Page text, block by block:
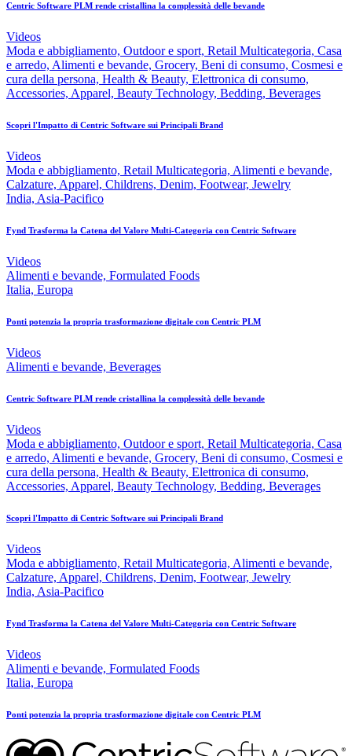
Centric Software PLM rende cristallina la complessità delle bevande
Videos
Moda e abbigliamento, Outdoor e sport, Retail Multicategoria, Casa
e arredo, Alimenti e bevande, Grocery, Beni di consumo, Cosmesi e
cura della persona, Health & Beauty, Elettronica di consumo,
Accessories, Apparel, Beauty Technology, Bedding, Beverages
Scopri l'Impatto di Centric Software sui Principali Brand
Videos
Moda e abbigliamento, Retail Multicategoria, Alimenti e bevande,
Calzature, Apparel, Childrens, Denim, Footwear, Jewelry
India, Asia-Pacifico
Fynd Trasforma la Catena del Valore Multi-Categoria con Centric Software
Videos
Alimenti e bevande, Formulated Foods
Italia, Europa
Ponti potenzia la propria trasformazione digitale con Centric PLM
Videos
Alimenti e bevande, Beverages
Centric Software PLM rende cristallina la complessità delle bevande
Videos
Moda e abbigliamento, Outdoor e sport, Retail Multicategoria, Casa
e arredo, Alimenti e bevande, Grocery, Beni di consumo, Cosmesi e
cura della persona, Health & Beauty, Elettronica di consumo,
Accessories, Apparel, Beauty Technology, Bedding, Beverages
Scopri l'Impatto di Centric Software sui Principali Brand
Videos
Moda e abbigliamento, Retail Multicategoria, Alimenti e bevande,
Calzature, Apparel, Childrens, Denim, Footwear, Jewelry
India, Asia-Pacifico
Fynd Trasforma la Catena del Valore Multi-Categoria con Centric Software
Videos
Alimenti e bevande, Formulated Foods
Italia, Europa
Ponti potenzia la propria trasformazione digitale con Centric PLM